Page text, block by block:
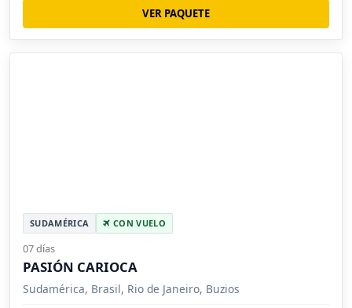
VER PAQUETE
SUDAMÉRICA CON VUELO
07 días
PASIÓN CARIOCA
Sudamérica, Brasil, Rio de Janeiro, Buzios